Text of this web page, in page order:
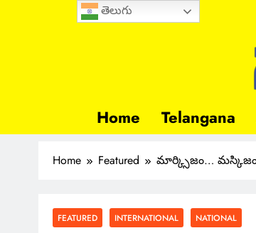
Home Telangana
Home Featured మార్క్సిజం…
FEATURED INTERNATIONAL NATIONAL
తెలుగు